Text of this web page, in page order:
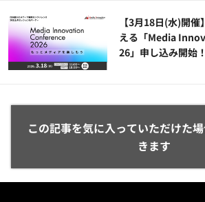
【3月18日(水)開
える「Media
26」申し込み開始！
この記事を気に入っていただけた
きます